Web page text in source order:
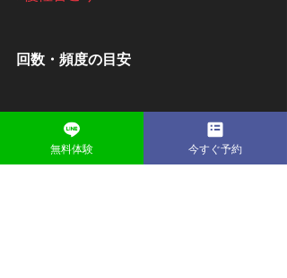
回数・頻度の目安
首こり ストレッチは「たくさんやれば
いい」というものではないと言われて
います。強く長時間行うよりも、短時
無料体験 今すぐ予約